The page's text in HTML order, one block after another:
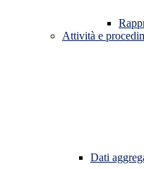
Attività e
Dati